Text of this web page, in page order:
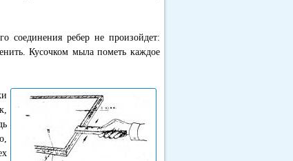
соединения ребер не произойдет:
Кусочком мыла пометь каждое